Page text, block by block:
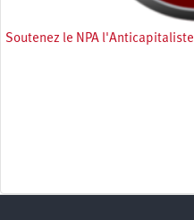
Soutenez le NPA l'Anticapitaliste